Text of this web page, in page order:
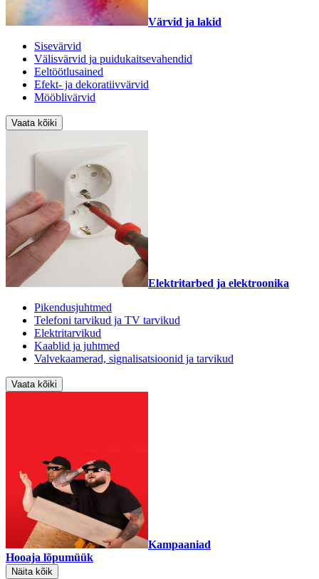
Värvid ja lakid
Sisevärvid
Välisvärvid ja puidukaitsevahendid
Eeltöötlusained
Efekt- ja dekoratiivvärvid
Mööblivärvid
Vaata kõiki
Elektritarbed ja elektroonika
Pikendusjuhtmed
Telefoni tarvikud ja TV tarvikud
Elektritarvikud
Kaablid ja juhtmed
Valvekaamerad, signalisatsioonid ja tarvikud
Vaata kõiki
Kampaaniad
Hooaja lõpumüük
Näita kõik